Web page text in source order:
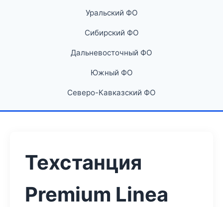
Уральский ФО
Сибирский ФО
Дальневосточный ФО
Южный ФО
Северо-Кавказский ФО
Техстанция
Premium Linea